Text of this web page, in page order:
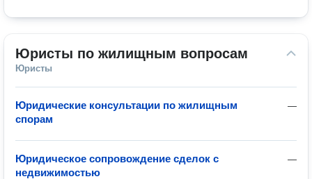
Юристы по жилищным вопросам
Юристы
—
Юридические консультации по жилищным
спорам
—
Юридическое сопровождение сделок с
недвижимостью